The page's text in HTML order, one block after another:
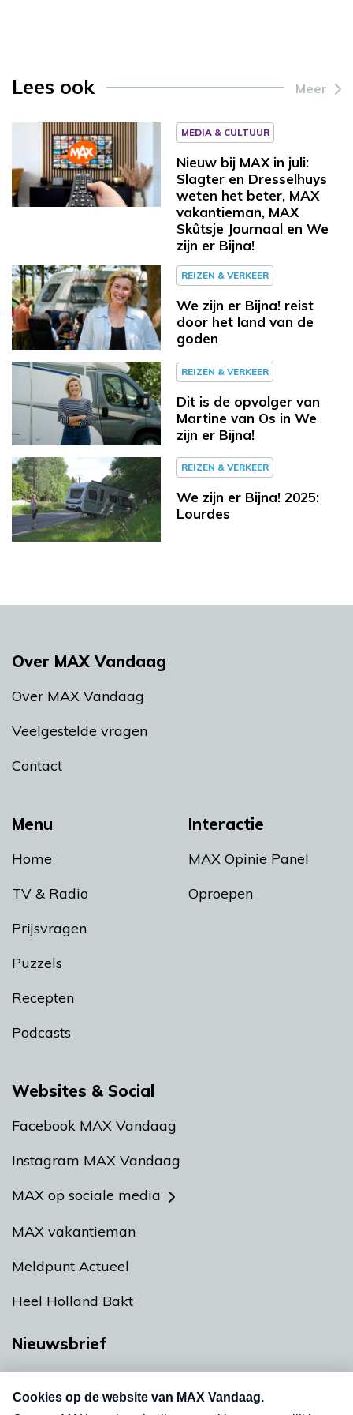
Lees ook Meer
MEDIA & CULTUUR
Nieuw bij MAX in juli:
Slagter en Dresselhuys
weten het beter, MAX
vakantieman, MAX
Skûtsje Journaal en We
zijn er Bijna!
REIZEN & VERKEER
We zijn er Bijna! reist
door het land van de
goden
REIZEN & VERKEER
Dit is de opvolger van
Martine van Os in We
zijn er Bijna!
REIZEN & VERKEER
We zijn er Bijna! 2025:
Lourdes
Menu
Home
TV & Radio
Prijsvragen
Puzzels
Recepten
Podcasts
Interactie
MAX Opinie Panel
Oproepen
Over MAX Vandaag
Over MAX Vandaag
Veelgestelde vragen
Contact
Websites & Social
Facebook MAX Vandaag
Instagram MAX Vandaag
MAX op sociale media
MAX vakantieman
Meldpunt Actueel
Heel Holland Bakt
Nieuwsbrief
nieuwsbrief. Elke vrijdag- en dinsdagochtend in